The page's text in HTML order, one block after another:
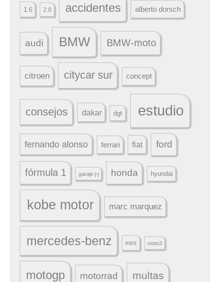
1.6 2.0 accidentes alberto dorsch
audi BMW BMW-moto
citroen citycar sur concept
consejos dakar dgt estudio
fernando alonso ferrari fiat ford
fórmula 1 garaje j-j honda hyundai
kobe motor marc marquez
mercedes-benz mini moto3
motogp motorrad multas